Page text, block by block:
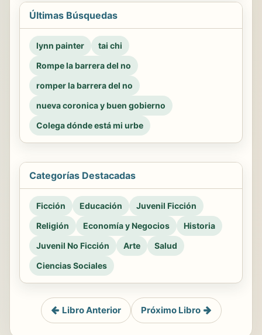
Últimas Búsquedas
lynn painter
tai chi
Rompe la barrera del no
romper la barrera del no
nueva coronica y buen gobierno
Colega dónde está mi urbe
Categorías Destacadas
Ficción Educación
Juvenil Ficción
Religión
Economía y Negocios
Historia
Juvenil No Ficción
Arte
Salud
Ciencias Sociales
Libro Anterior Próximo Libro